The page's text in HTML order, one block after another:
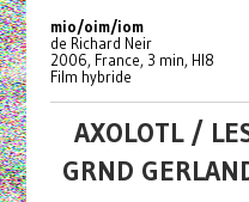
mio/oim/iom
de Richard Neir
2006, France, 3 min, HI8
Film hybride
AXOLOTL /
GRND